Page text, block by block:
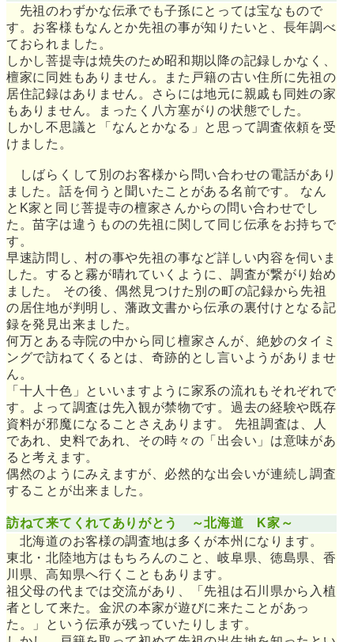
先祖のわずかな伝承でも子孫にとっては宝なもので
す。お客様もなんとか先祖の事が知りたいと、長年調べ
ておられました。
しかし菩提寺は焼失のため昭和期以降の記録しかなく、
檀家に同姓もありません。また戸籍の古い住所に先祖の
居住記録はありません。さらには地元に親戚も同姓の家
もありません。まったく八方塞がりの状態でした。
しかし不思議と「なんとかなる」と思って調査依頼を受
けました。
しばらくして別のお客様から問い合わせの電話があり
ました。話を伺うと聞いたことがある名前です。 なん
とK家と同じ菩提寺の檀家さんからの問い合わせでし
た。苗字は違うものの先祖に関して同じ伝承をお持ちで
す。
早速訪問し、村の事や先祖の事など詳しい内容を伺いま
した。すると霧が晴れていくように、調査が繋がり始め
ました。 その後、偶然見つけた別の町の記録から先祖
の居住地が判明し、藩政文書から伝承の裏付けとなる記
録を発見出来ました。
何万とある寺院の中から同じ檀家さんが、絶妙のタイミ
ングで訪ねてくるとは、奇跡的とし言いようがありませ
ん。
「十人十色」といいますように家系の流れもそれぞれで
す。よって調査は先入観が禁物です。過去の経験や既存
資料が邪魔になることさえあります。 先祖調査は、人
であれ、史料であれ、その時々の「出会い」は意味があ
ると考えます。
偶然のようにみえますが、必然的な出会いが連続し調査
することが出来ました。
訪ねて来てくれてありがとう ～北海道 K家～
北海道のお客様の調査地は多くが本州になります。
東北・北陸地方はもちろんのこと、岐阜県、徳島県、香
川県、高知県へ行くこともあります。
祖父母の代までは交流があり、「先祖は石川県から入植
者として来た。金沢の本家が遊びに来たことがあっ
た。」という伝承が残っていたりします。